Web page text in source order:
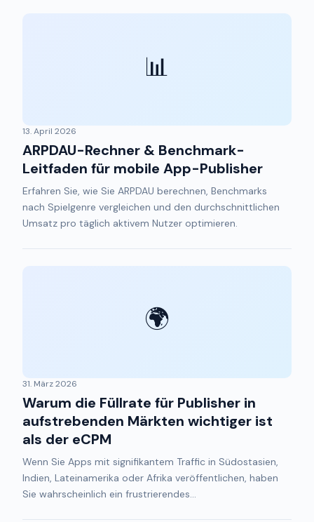
📊
13. April 2026
ARPDAU-Rechner & Benchmark-
Leitfaden für mobile App-Publisher
Erfahren Sie, wie Sie ARPDAU berechnen, Benchmarks
nach Spielgenre vergleichen und den durchschnittlichen
Umsatz pro täglich aktivem Nutzer optimieren.
🌍
31. März 2026
Warum die Füllrate für Publisher in
aufstrebenden Märkten wichtiger ist
als der eCPM
Wenn Sie Apps mit signifikantem Traffic in Südostasien,
Indien, Lateinamerika oder Afrika veröffentlichen, haben
Sie wahrscheinlich ein frustrierendes...